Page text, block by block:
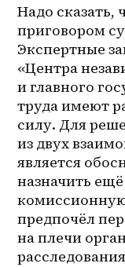
Надо сказать,
приговором
Экспертные
«Центра
и главного
труда имеют
силу. Для
из двух
является
назначить ещё
предпочёл
на плечи